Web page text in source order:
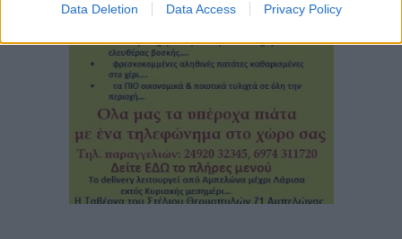
Data Deletion Data Access Privacy Policy